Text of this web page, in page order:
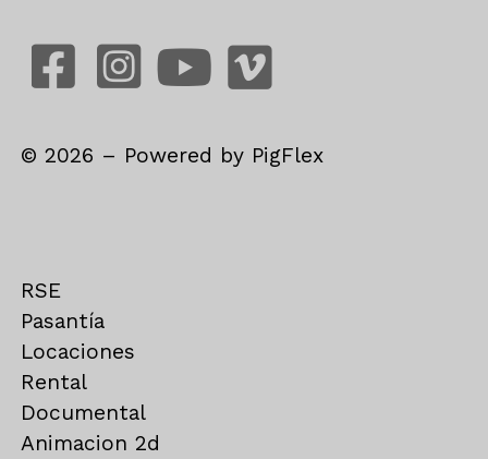
©2026 – Powered by PigFlex
RSE
Pasantía
Locaciones
Rental
Documental
Animacion 2d